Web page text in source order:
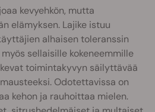
kevyehkön, mutta
elämyksen. Lajike istuu
alhaisen toleranssin
sellaisille kokeneemmille
toimintakyvyn säilyttävää
Odotettavissa on
kehon ja rauhoittaa mielen.